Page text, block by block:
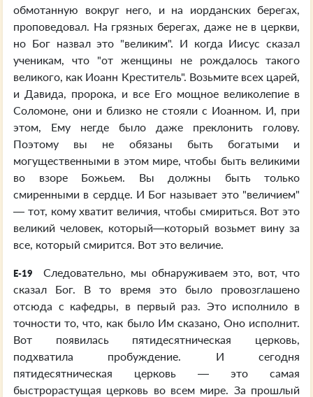
обмотанную вокруг него, и на иорданских берегах,
проповедовал. На грязных берегах, даже не в церкви,
но Бог назвал это "великим". И когда Иисус сказал
ученикам, что "от женщины не рождалось такого
великого, как Иоанн Креститель". Возьмите всех царей,
и Давида, пророка, и все Его мощное великолепие в
Соломоне, они и близко не стояли с Иоанном. И, при
этом, Ему негде было даже преклонить голову.
Поэтому вы не обязаны быть богатыми и
могущественными в этом мире, чтобы быть великими
во взоре Божьем. Вы должны быть только
смиренными в сердце. И Бог называет это "величием"
— тот, кому хватит величия, чтобы смириться. Вот это
великий человек, который—который возьмет вину за
все, который смирится. Вот это величие.
E-19
Следовательно, мы обнаруживаем это, вот, что
сказал Бог. В то время это было провозглашено
отсюда с кафедры, в первый раз. Это исполнило в
точности то, что, как было Им сказано, Оно исполнит.
Вот появилась пятидесятническая церковь,
подхватила пробуждение. И сегодня
пятидесятническая церковь — это самая
быстрорастущая церковь во всем мире. За прошлый